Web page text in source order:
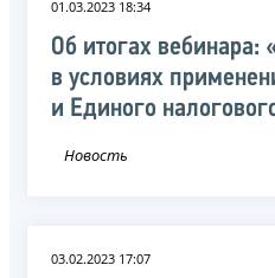
01.03.2023 18:34
Об итогах вебинара:
в условиях
и Единого
Новость
03.02.2023 17:07